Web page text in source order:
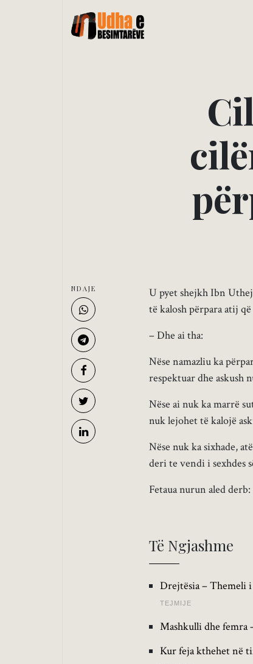
Cil
cilë
për
U pyet shejkh Ibn
të kalosh përpara atij që
– Dhe ai tha:
Nëse namazliu ka
respektuar dhe askush
Nëse ai nuk ka marrë
nuk lejohet të kalojë
Nëse nuk ka sixhade,
deri te vendi i sexhdes
Fetaua nurun aled
Të Ngjashme
Drejtësia – Themeli i
TEJMIJE
Mashkulli dhe femra
Kur feja kthehet në
NDAJE